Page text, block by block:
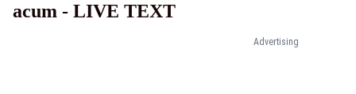
Advertising
acum - LIVE TEXT